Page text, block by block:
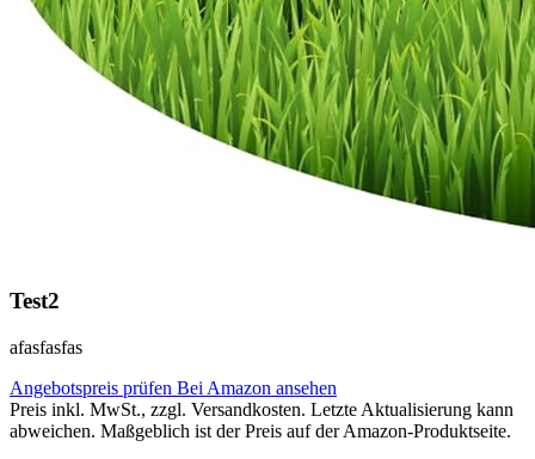
Test2
afasfasfas
Angebotspreis prüfen Bei Amazon ansehen
Preis inkl. MwSt., zzgl. Versandkosten. Letzte Aktualisierung kann
abweichen. Maßgeblich ist der Preis auf der Amazon-Produktseite.